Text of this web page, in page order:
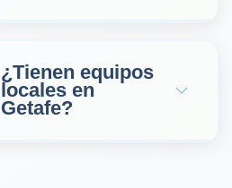
¿Tienen equipos
locales en
Getafe?